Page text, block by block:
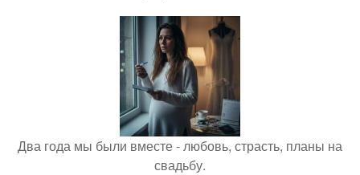
Два года мы были вместе - любовь, страсть, планы на
свадьбу.